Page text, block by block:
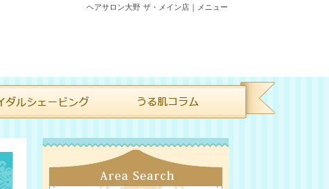
ヘアサロン大野 ザ・メイン店｜メニュー